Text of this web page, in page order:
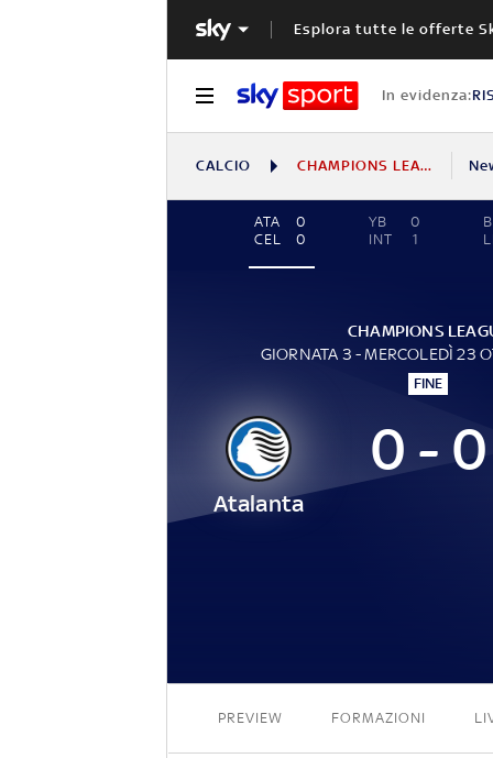
Esplora tutte le offerte
In evidenza:
CALCIO CHAMPIONS LEAGUE
ATA
0
CEL
0
YB
0
INT
1
CHAMPIONS
GIORNATA 3 - MERCOLEDÌ 23
FINE
Atalanta
0 - 0
PREVIEW FORMAZIONI